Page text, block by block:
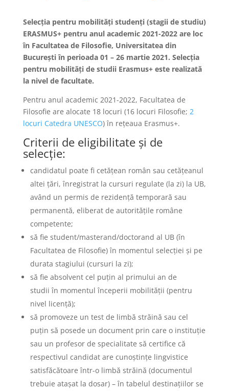
Selecția pentru mobilități studenți (stagii de studiu)
ERASMUS+ pentru anul academic 2021-2022 are loc
în Facultatea de Filosofie, Universitatea din
București în perioada 01 – 26 martie 2021. Selecția
pentru mobilități de studii Erasmus+ este realizată
la nivel de facultate.
Pentru anul academic 2021-2022, Facultatea de
Filosofie are alocate 18 locuri (16 locuri Filosofie; 2
locuri Catedra UNESCO) în rețeaua Erasmus+.
Criterii de eligibilitate și de
selecție:
candidatul poate fi cetățean român sau cetățeanul
altei țări, înregistrat la cursuri regulate (la zi) la UB,
având un permis de rezidență temporară sau
permanentă, eliberat de autoritățile române
competente;
să fie student/masterand/doctorand al UB (în
Facultatea de Filosofie) în momentul selecției și pe
durata stagiului (cursuri la zi);
să fie absolvent cel puțin al primului an de
studii în momentul începerii mobilității (pentru
nivel licență);
să promoveze un test de limbă străină sau cel
puțin să posede un document prin care o instituție
sau un profesor de specialitate să certifice că
respectivul candidat are cunoștințe lingvistice
satisfăcătoare într-o limbă străină (documentul
trebuie atașat la dosar) – în tabelul destinațiilor se